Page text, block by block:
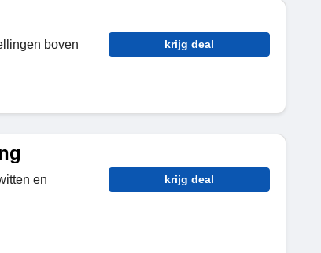
boven
krijg deal
en
krijg deal